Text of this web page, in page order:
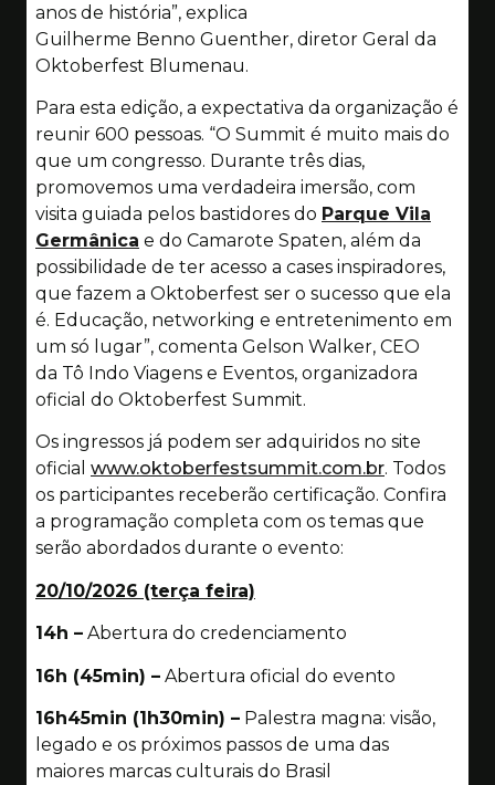
anos de história”, explica
Guilherme Benno Guenther, diretor Geral da
Oktoberfest Blumenau.
Para esta edição, a expectativa da organização é
reunir 600 pessoas. “O Summit é muito mais do
que um congresso. Durante três dias,
promovemos uma verdadeira imersão, com
visita guiada pelos bastidores do Parque Vila
Germânica e do Camarote Spaten, além da
possibilidade de ter acesso a cases inspiradores,
que fazem a Oktoberfest ser o sucesso que ela
é. Educação, networking e entretenimento em
um só lugar”, comenta Gelson Walker, CEO
da Tô Indo Viagens e Eventos, organizadora
oficial do Oktoberfest Summit.
Os ingressos já podem ser adquiridos no site
oficial www.oktoberfestsummit.com.br. Todos
os participantes receberão certificação. Confira
a programação completa com os temas que
serão abordados durante o evento:
20/10/2026 (terça feira)
14h – Abertura do credenciamento
16h (45min) – Abertura oficial do evento
16h45min (1h30min) – Palestra magna: visão,
legado e os próximos passos de uma das
maiores marcas culturais do Brasil